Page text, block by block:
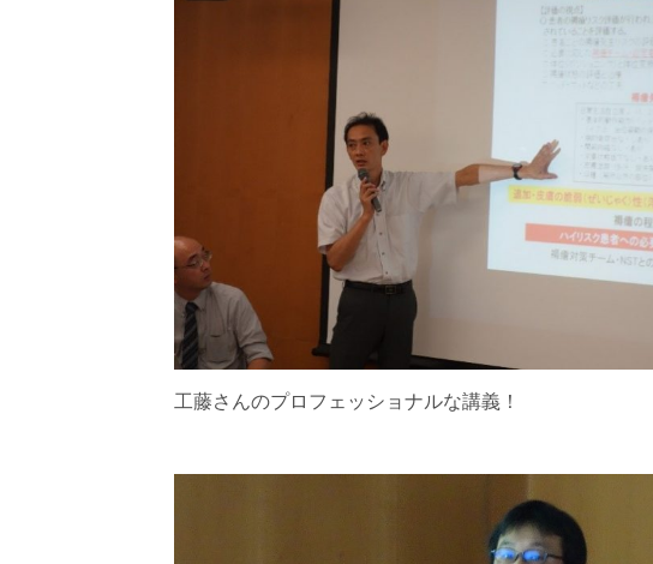
工藤さんのプロフェッショナルな講義！